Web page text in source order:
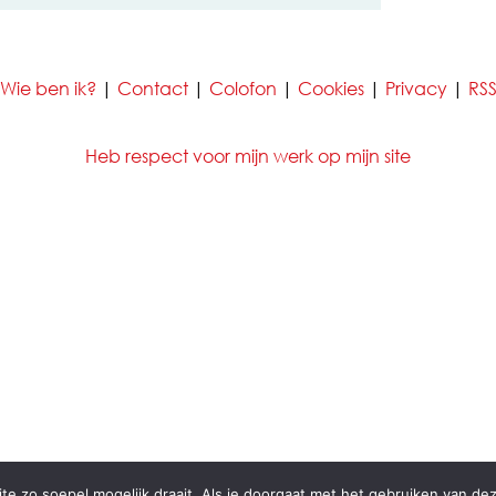
Wie ben ik? | Contact| Colofon | Cookies| Privacy| RSS
Heb respect voor mijn werk op mijn site